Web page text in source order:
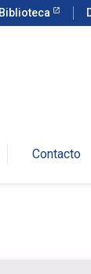
Biblioteca
Contacto